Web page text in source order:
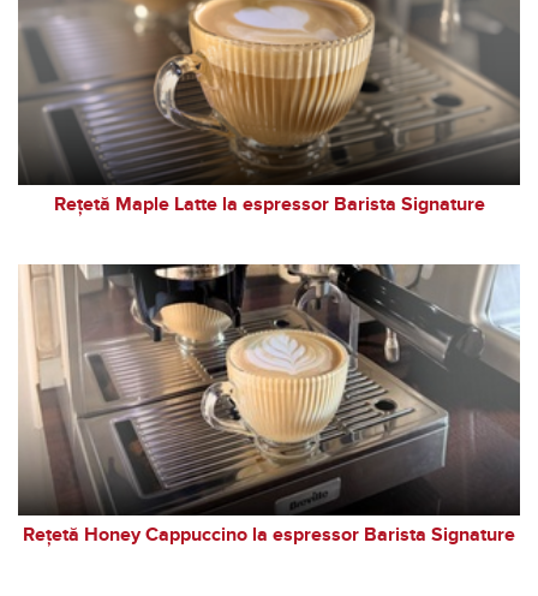
Rețetă Maple Latte la espressor Barista Signature
Rețetă Honey Cappuccino la espressor Barista Signature